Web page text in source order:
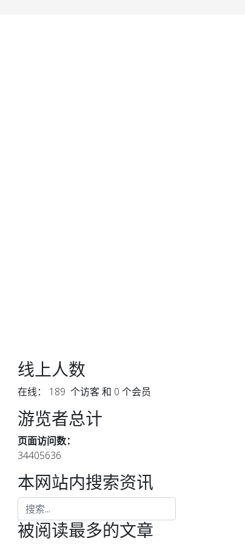
线上人数
在线： 189 个访客 和 0 个会员
游览者总计
页面访问数：
34405636
本网站内搜索资讯
被阅读最多的文章